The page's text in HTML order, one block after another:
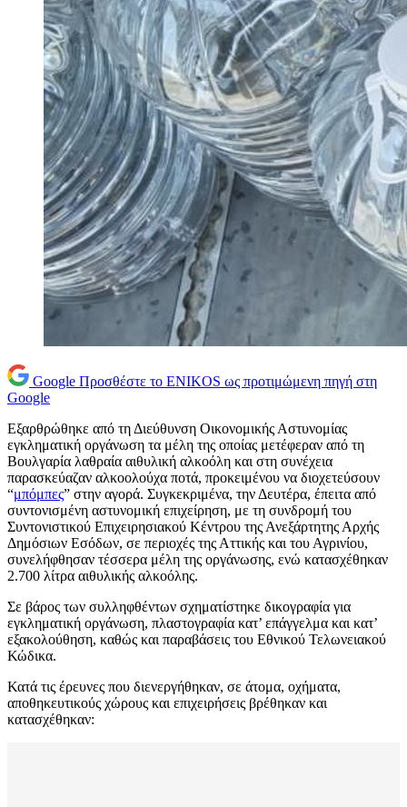
Google Προσθέστε το ENIKOS ως προτιμώμενη πηγή στη
Google
Εξαρθρώθηκε από τη Διεύθυνση Οικονομικής Αστυνομίας
εγκληματική οργάνωση τα μέλη της οποίας μετέφεραν από τη
Βουλγαρία λαθραία αιθυλική αλκοόλη και στη συνέχεια
παρασκεύαζαν αλκοολούχα ποτά, προκειμένου να διοχετεύσουν
“μπόμπες” στην αγορά. Συγκεκριμένα, την Δευτέρα, έπειτα από
συντονισμένη αστυνομική επιχείρηση, με τη συνδρομή του
Συντονιστικού Επιχειρησιακού Κέντρου της Ανεξάρτητης Αρχής
Δημόσιων Εσόδων, σε περιοχές της Αττικής και του Αγρινίου,
συνελήφθησαν τέσσερα μέλη της οργάνωσης, ενώ κατασχέθηκαν
2.700 λίτρα αιθυλικής αλκοόλης.
Σε βάρος των συλληφθέντων σχηματίστηκε δικογραφία για
εγκληματική οργάνωση, πλαστογραφία κατ’ επάγγελμα και κατ’
εξακολούθηση, καθώς και παραβάσεις του Εθνικού Τελωνειακού
Κώδικα.
Κατά τις έρευνες που διενεργήθηκαν, σε άτομα, οχήματα,
αποθηκευτικούς χώρους και επιχειρήσεις βρέθηκαν και
κατασχέθηκαν: